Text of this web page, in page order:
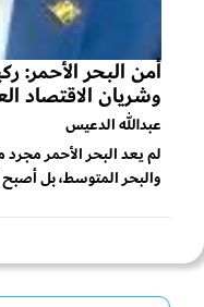
أمن البحر الأحمر:
وشريان الاقتصاد
عبدالله الدعيس
لم يعد البحر الأحمر
والبحر المتوسط، بل